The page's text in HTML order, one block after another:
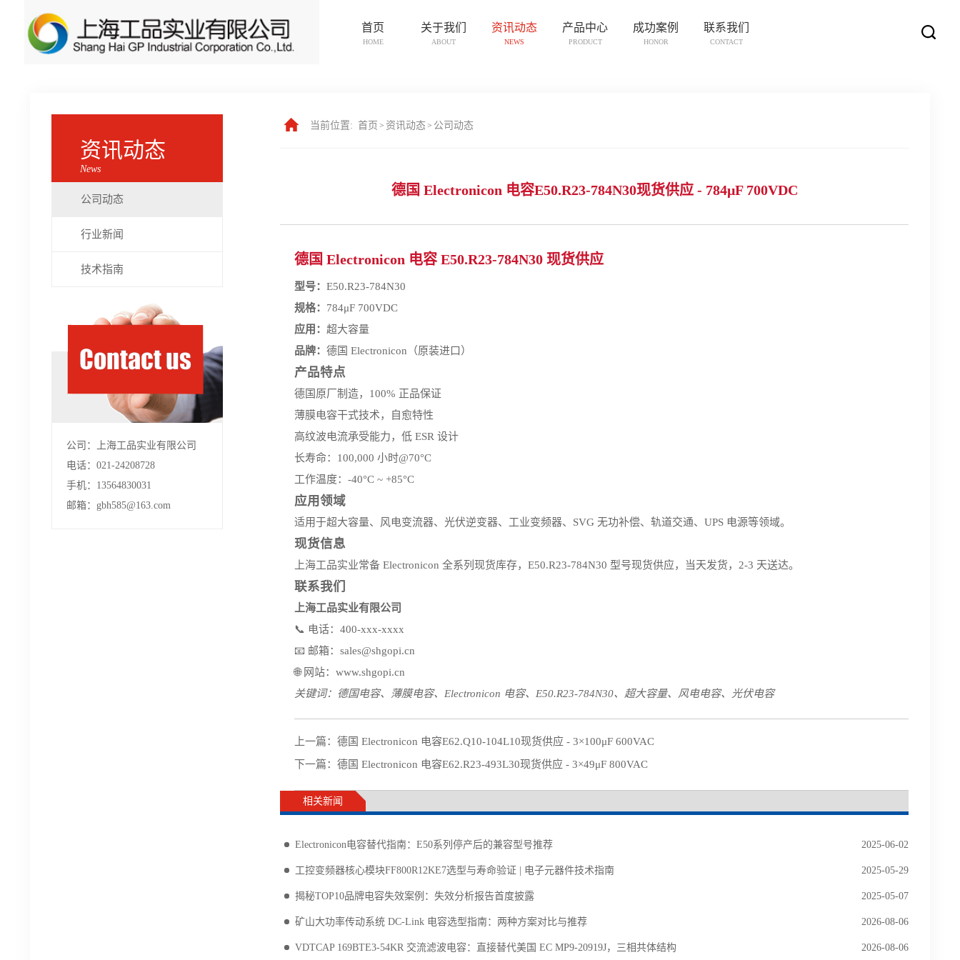
首页
HOME
关于我们
ABOUT
资讯动态
NEWS
产品中心
PRODUCT
成功案例
HONOR
联系我们
CONTACT
资讯动态
News
公司动态
行业新闻
技术指南
公司：上海工品实业有限公司
电话：021-24208728
手机：13564830031
邮箱：gbh585@163.com
当前位置: 首页 > 资讯动态> 公司动态
德国 Electronicon 电容E50.R23-784N30现货供应 - 784μF 700VDC
德国 Electronicon 电容 E50.R23-784N30 现货供应
型号： E50.R23-784N30
规格： 784μF 700VDC
应用： 超大容量
品牌： 德国 Electronicon（原装进口）
产品特点
德国原厂制造，100% 正品保证
薄膜电容干式技术，自愈特性
高纹波电流承受能力，低 ESR 设计
长寿命：100,000 小时@70°C
工作温度：-40°C ~ +85°C
应用领域
适用于超大容量、风电变流器、光伏逆变器、工业变频器、SVG 无功补偿、轨道交通、UPS 电源等领域。
现货信息
上海工品实业常备 Electronicon 全系列现货库存，E50.R23-784N30 型号现货供应，当天发货，2-3 天送达。
联系我们
上海工品实业有限公司
📞 电话：400-xxx-xxxx
📧 邮箱：sales@shgopi.cn
🌐 网站：www.shgopi.cn
关键词：德国电容、薄膜电容、Electronicon 电容、E50.R23-784N30、超大容量、风电电容、光伏电容
上一篇： 德国 Electronicon 电容E62.Q10-104L10现货供应 - 3×100μF 600VAC
下一篇： 德国 Electronicon 电容E62.R23-493L30现货供应 - 3×49μF 800VAC
相关新闻
2025-06-02
Electronicon电容替代指南：E50系列停产后的兼容型号推荐
2025-05-29
工控变频器核心模块FF800R12KE7选型与寿命验证 | 电子元器件技术指南
2025-05-07
揭秘TOP10品牌电容失效案例：失效分析报告首度披露
2026-08-06
矿山大功率传动系统 DC-Link 电容选型指南：两种方案对比与推荐
2026-08-06
VDTCAP 169BTE3-54KR 交流滤波电容：直接替代美国 EC MP9-20919J，三相共体结构